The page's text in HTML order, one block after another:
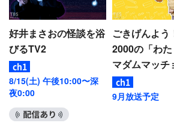
マルタのあちらこちらを見て感
スキンスキューバ、ジェットスキ
様々なアクティビティ体験まで
景に繰り広げられる友情旅行を
楽しんでいただきたい。
その他、本編第1話の冒頭には、
に初公開されるエピソード0を追
好井まさおの怪談を浴
びるTV2
8/15(土) 午後10:00〜深
夜0:00
ごきげんよう
2000の「わ
マダムマッチ
9月放送予定